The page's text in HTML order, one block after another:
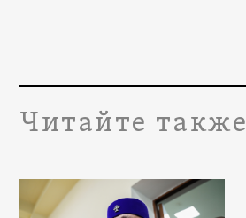
Читайте также